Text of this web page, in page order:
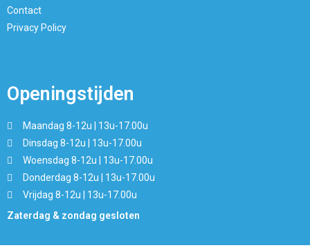
Contact
Privacy Policy
Openingstijden
Maandag 8-12u | 13u-17.00u
Dinsdag 8-12u | 13u-17.00u
Woensdag 8-12u | 13u-17.00u
Donderdag 8-12u | 13u-17.00u
Vrijdag 8-12u | 13u-17.00u
Zaterdag & zondag gesloten